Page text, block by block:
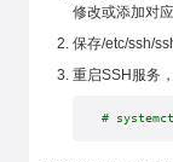
修改或添加对
保存/etc/ssh/
重启SSH服务
#